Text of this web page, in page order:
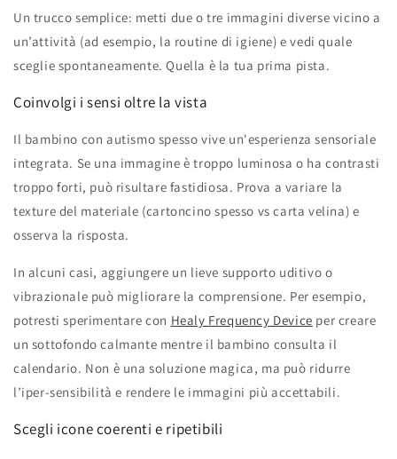
Un trucco semplice: metti due o tre immagini diverse vicino a
un’attività (ad esempio, la routine di igiene) e vedi quale
sceglie spontaneamente. Quella è la tua prima pista.
Coinvolgi i sensi oltre la vista
Il bambino con autismo spesso vive un'esperienza sensoriale
integrata. Se una immagine è troppo luminosa o ha contrasti
troppo forti, può risultare fastidiosa. Prova a variare la
texture del materiale (cartoncino spesso vs carta velina) e
osserva la risposta.
In alcuni casi, aggiungere un lieve supporto uditivo o
vibrazionale può migliorare la comprensione. Per esempio,
potresti sperimentare con Healy Frequency Device per creare
un sottofondo calmante mentre il bambino consulta il
calendario. Non è una soluzione magica, ma può ridurre
l’iper‑sensibilità e rendere le immagini più accettabili.
Scegli icone coerenti e ripetibili